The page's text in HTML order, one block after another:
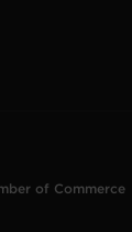
of Commerce